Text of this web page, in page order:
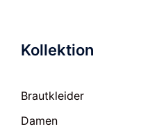
Kollektion
Brautkleider
Damen